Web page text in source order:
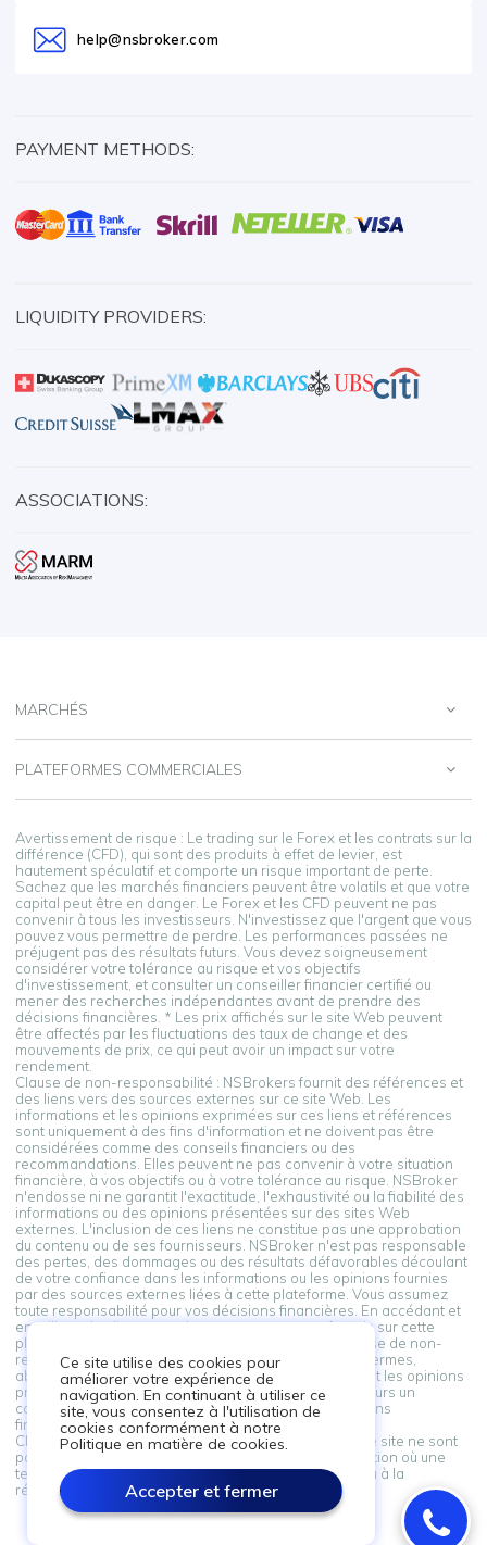
help@nsbroker.com
PAYMENT METHODS:
LIQUIDITY PROVIDERS:
ASSOCIATIONS:
MARCHÉS
PLATEFORMES COMMERCIALES
Avertissement de risque : Le trading sur le Forex et les contrats sur la
différence (CFD), qui sont des produits à effet de levier, est
hautement spéculatif et comporte un risque important de perte.
Sachez que les marchés financiers peuvent être volatils et que votre
capital peut être en danger. Le Forex et les CFD peuvent ne pas
convenir à tous les investisseurs. N'investissez que l'argent que vous
pouvez vous permettre de perdre. Les performances passées ne
préjugent pas des résultats futurs. Vous devez soigneusement
considérer votre tolérance au risque et vos objectifs
d'investissement, et consulter un conseiller financier certifié ou
mener des recherches indépendantes avant de prendre des
décisions financières. * Les prix affichés sur le site Web peuvent
être affectés par les fluctuations des taux de change et des
mouvements de prix, ce qui peut avoir un impact sur votre
rendement.
Clause de non-responsabilité : NSBrokers fournit des références et
des liens vers des sources externes sur ce site Web. Les
informations et les opinions exprimées sur ces liens et références
sont uniquement à des fins d'information et ne doivent pas être
considérées comme des conseils financiers ou des
recommandations. Elles peuvent ne pas convenir à votre situation
financière, à vos objectifs ou à votre tolérance au risque. NSBroker
n'endosse ni ne garantit l'exactitude, l'exhaustivité ou la fiabilité des
informations ou des opinions présentées sur des sites Web
externes. L'inclusion de ces liens ne constitue pas une approbation
du contenu ou de ses fournisseurs. NSBroker n'est pas responsable
des pertes, des dommages ou des résultats défavorables découlant
de votre confiance dans les informations ou les opinions fournies
par des sources externes liées à cette plateforme. Vous assumez
toute responsabilité pour vos décisions financières. En accédant et
en utilisant les liens vers des sources externes fournis sur cette
plateforme, vous reconnaissez et acceptez cette clause de non-
responsabilité. Si vous n'êtes pas d'accord avec ces termes,
abstenez-vous de vous appuyer sur les informations et les opinions
présentées par des sources externes. Consultez toujours un
conseiller professionnel avant de prendre des décisions
financières.
Clause de non-responsabilité : Les informations sur ce site ne sont
pas destinées aux résidents d'un pays ou d'une juridiction où une
telle distribution ou utilisation serait contraire à la loi ou à la
réglementation locales.
Ce site utilise des cookies pour
améliorer votre expérience de
navigation. En continuant à utiliser ce
site, vous consentez à l'utilisation de
cookies conformément à notre
Politique en matière de cookies.
Accepter et fermer